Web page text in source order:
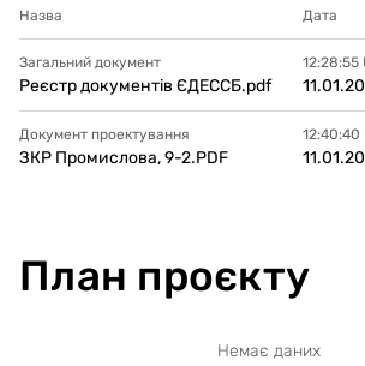
Назва Дата
Загальний документ
Реєстр документів ЄДЕССБ.pdf
12:28:55
Документ проектування
ЗКР Промислова, 9-2.PDF
12:40:40
План проєкту
Немає даних